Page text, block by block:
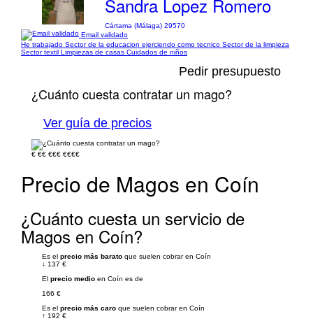
Sandra Lopez Romero
Cártama (Málaga) 29570
Email validado
He trabajado Sector de la educacion ejerciendo como tecnico Sector de la limpieza
Sector textil Limpiezas de casas Cuidados de niños
Pedir presupuesto
¿Cuánto cuesta contratar un mago?
Ver guía de precios
€ €€ €€€ €€€€
Precio de Magos en Coín
¿Cuánto cuesta un servicio de
Magos en Coín?
Es el precio más barato que suelen cobrar en Coín
↓ 137 €
El precio medio en Coín es de
166 €
Es el precio más caro que suelen cobrar en Coín
↑ 192 €